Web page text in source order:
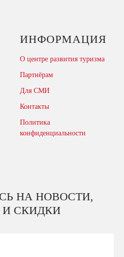
ИНФОРМАЦИЯ
О центре развития туризма
Партнёрам
Для СМИ
Контакты
Политика
конфиденциальности
НА НОВОСТИ,
СКИДКИ